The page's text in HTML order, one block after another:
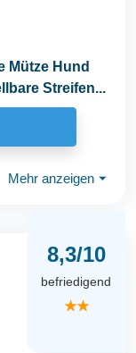
Mütze Hund
Streifen...
Mehr anzeigen ⏷
8,3/10
befriedigend
★★